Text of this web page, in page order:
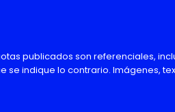
publicados son referenciales,
se indique lo contrario. Imágenes,